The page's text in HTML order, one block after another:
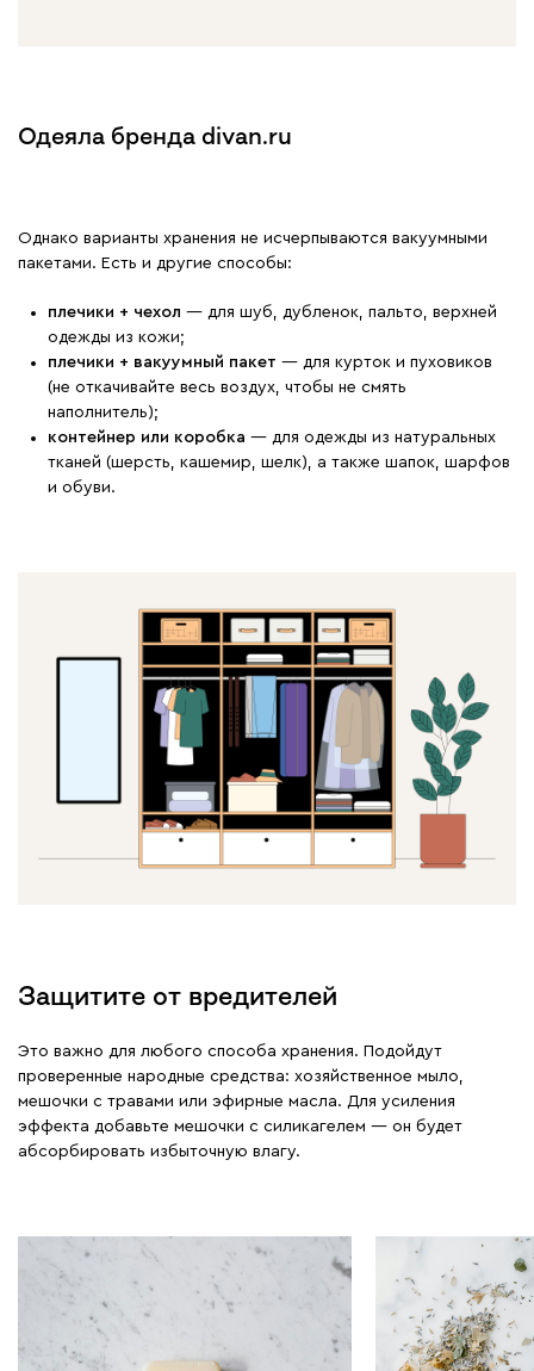
Одеяла бренда divan.ru
Однако варианты хранения не исчерпываются вакуумными
пакетами. Есть и другие способы:
плечики + чехол — для шуб, дубленок, пальто, верхней
одежды из кожи;
плечики + вакуумный пакет — для курток и пуховиков
(не откачивайте весь воздух, чтобы не смять
наполнитель);
контейнер или коробка — для одежды из натуральных
тканей (шерсть, кашемир, шелк), а также шапок, шарфов
и обуви.
Защитите от вредителей
Это важно для любого способа хранения. Подойдут
проверенные народные средства: хозяйственное мыло,
мешочки с травами или эфирные масла. Для усиления
эффекта добавьте мешочки с силикагелем — он будет
абсорбировать избыточную влагу.